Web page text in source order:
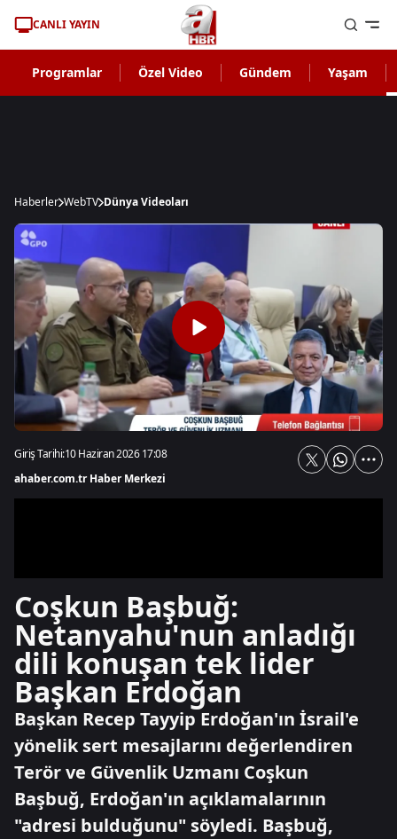
CANLI YAYIN
Programlar Özel Video Gündem Yaşam
Haberler WebTV Dünya Videoları
Giriş Tarihi:10 Haziran 2026 17:08
ahaber.com.tr Haber Merkezi
Coşkun Başbuğ:
Netanyahu'nun anladığı
dili konuşan tek lider
Başkan Erdoğan
Başkan Recep Tayyip Erdoğan'ın İsrail'e
yönelik sert mesajlarını değerlendiren
Terör ve Güvenlik Uzmanı Coşkun
Başbuğ, Erdoğan'ın açıklamalarının
"adresi bulduğunu" söyledi. Başbuğ,